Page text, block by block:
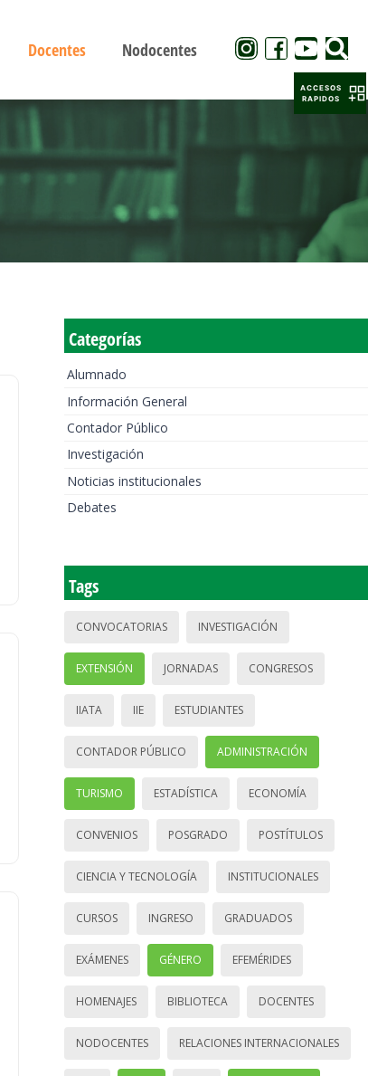
Docentes Nodocentes
Categorías
Alumnado
Información General
Contador Público
Investigación
Noticias institucionales
Debates
Tags
CONVOCATORIAS INVESTIGACIÓN
EXTENSIÓN JORNADAS CONGRESOS
IIATA IIE ESTUDIANTES
CONTADOR PÚBLICO ADMINISTRACIÓN
TURISMO ESTADÍSTICA ECONOMÍA
CONVENIOS POSGRADO POSTÍTULOS
CIENCIA Y TECNOLOGÍA INSTITUCIONALES
CURSOS INGRESO GRADUADOS
EXÁMENES GÉNERO EFEMÉRIDES
HOMENAJES BIBLIOTECA DOCENTES
NODOCENTES RELACIONES INTERNACIONALES
ACCESOS
RAPIDOS